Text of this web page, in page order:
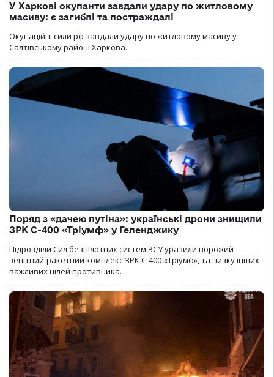
У Харкові окупанти завдали удару по житловому
масиву: є загиблі та постраждалі
Окупаційні сили рф завдали удару по житловому масиву у
Салтівському районі Харкова.
Поряд з «дачею путіна»: українські дрони знищили
ЗРК С-400 «Тріумф» у Геленджику
Підрозділи Сил безпілотних систем ЗСУ уразили ворожий
зенітний-ракетний комплекс ЗРК С-400 «Тріумф», та низку інших
важливих цілей противника.